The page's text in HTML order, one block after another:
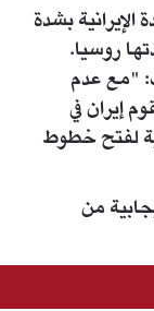
الإيرانية بشدة
روسيا.
"مع عدم
إيران في
لفتح خطوط
من